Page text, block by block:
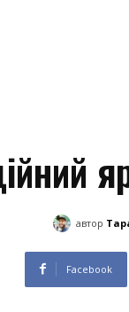
автор
Facebook